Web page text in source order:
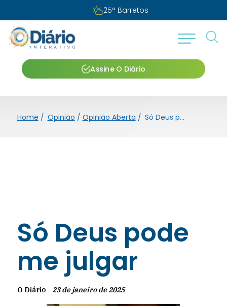
25° Barretos
Assine O Diário
Home / Opinião / Opinião Aberta / Só Deus pode me julgar
Só Deus pode
me julgar
O Diário - 23 de janeiro de 2025